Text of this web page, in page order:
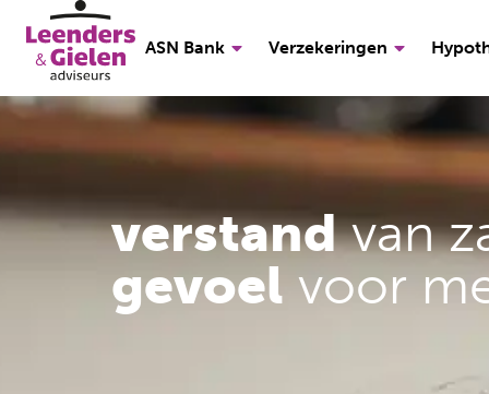
ASN Bank Verzekeringen
verstandvan
gevoel voor